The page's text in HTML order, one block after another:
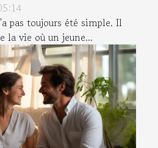
pas toujours été simple. Il
la vie où un jeune...